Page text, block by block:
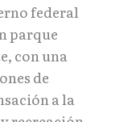
federal
parque
con una
de
a la